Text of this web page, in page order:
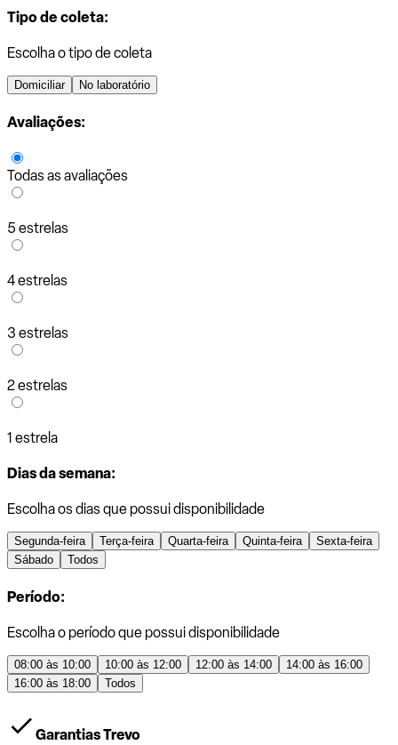
Tipo de coleta:
Escolha o tipo de coleta
Domiciliar No laboratório
Avaliações:
Todas as avaliações
5 estrelas
4 estrelas
3 estrelas
2 estrelas
1 estrela
Dias da semana:
Escolha os dias que possui disponibilidade
Segunda-feira Terça-feira Quarta-feira Quinta-feira
Sexta-feira
Sábado
Todos
Período:
Escolha o período que possui disponibilidade
08:00 às 10:00 10:00 às 12:00 12:00 às 14:00
14:00 às 16:00
16:00 às 18:00
Todos
Garantias Trevo